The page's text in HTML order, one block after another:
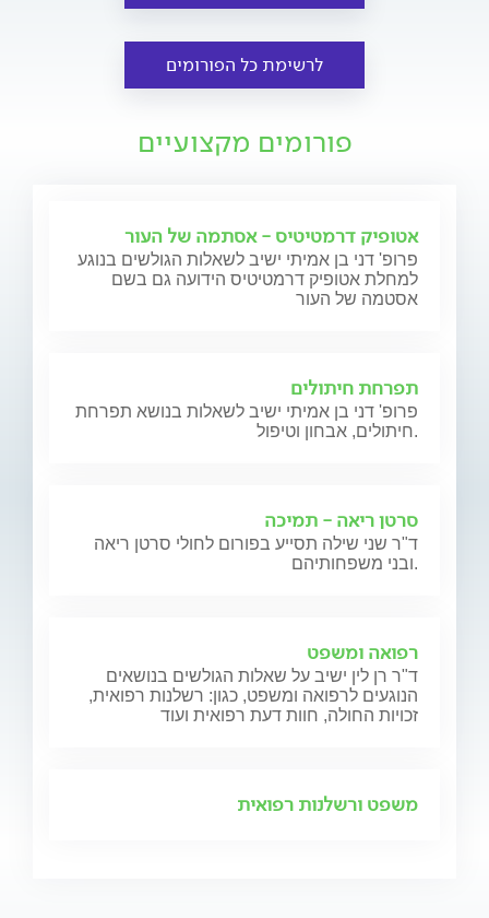
לרשימת כל הפורומים
פורומים מקצועיים
אטופיק דרמטיטיס - אסתמה של העור
פרופ' דני בן אמיתי ישיב לשאלות הגולשים בנוגע
למחלת אטופיק דרמטיטיס הידועה גם בשם
אסטמה של העור
תפרחת חיתולים
פרופ' דני בן אמיתי ישיב לשאלות בנושא תפרחת
חיתולים, אבחון וטיפול.
סרטן ריאה - תמיכה
ד"ר שני שילה תסייע בפורום לחולי סרטן ריאה
ובני משפחותיהם.
רפואה ומשפט
ד"ר רן לין ישיב על שאלות הגולשים בנושאים
הנוגעים לרפואה ומשפט, כגון: רשלנות רפואית,
זכויות החולה, חוות דעת רפואית ועוד
משפט ורשלנות רפואית